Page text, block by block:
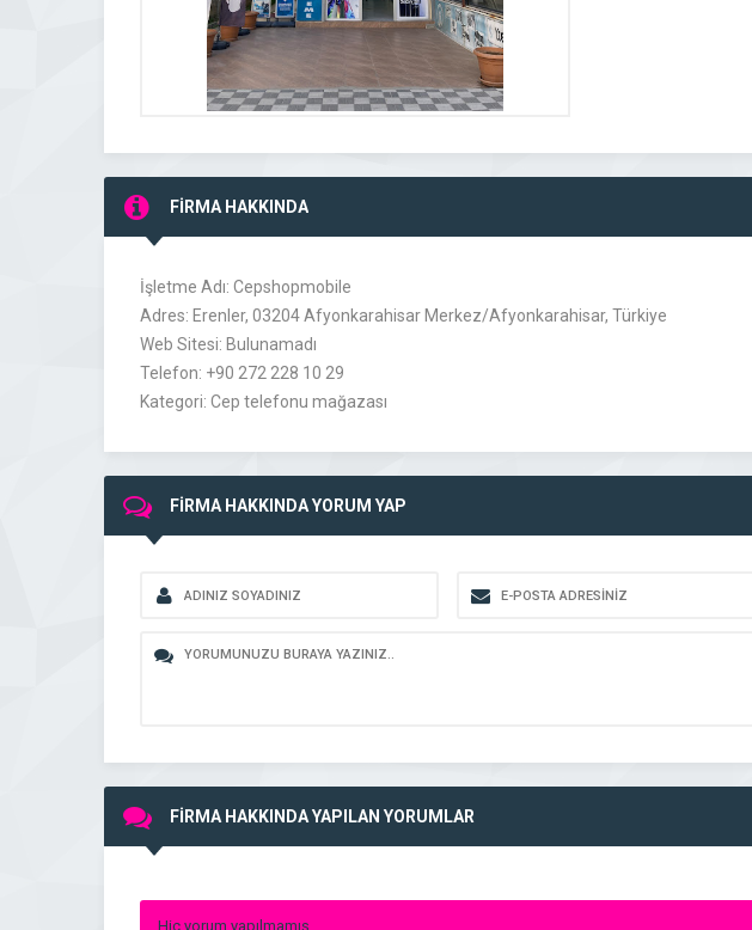
FİRMA HAKKINDA
İşletme Adı: Cepshopmobile
Adres: Erenler, 03204 Afyonkarahisar Merkez/Afyonkarahisar, Türkiye
Web Sitesi: Bulunamadı
Telefon: +90 272 228 10 29
Kategori: Cep telefonu mağazası
FİRMA HAKKINDA YORUM YAP
FİRMA HAKKINDA YAPILAN YORUMLAR
Hiç yorum yapılmamış.